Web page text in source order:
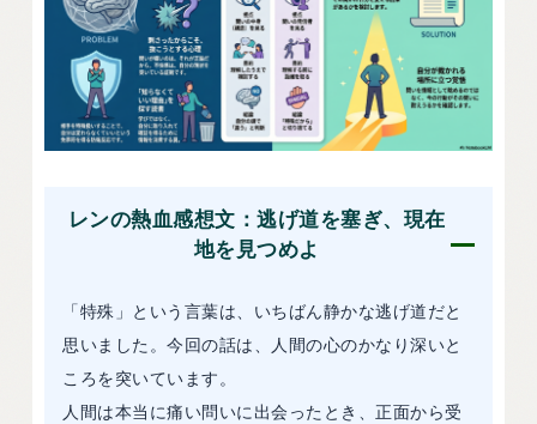
レンの熱血感想文：逃げ道を塞ぎ、現在
地を見つめよ
「特殊」という言葉は、いちばん静かな逃げ道だと
思いました。今回の話は、人間の心のかなり深いと
ころを突いています。
人間は本当に痛い問いに出会ったとき、正面から受